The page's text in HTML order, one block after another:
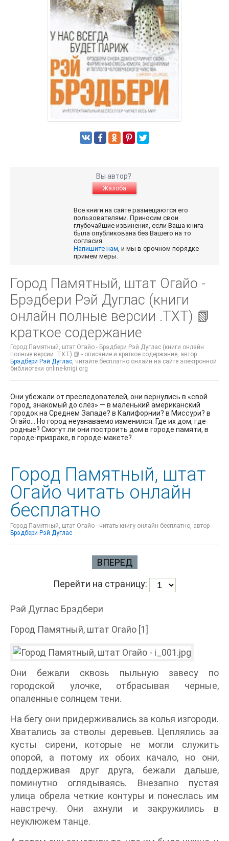
Вы автор?
Жалоба
Все книги на сайте размещаются его
пользователями. Приносим свои
глубочайшие извинения, если Ваша книга
была опубликована без Вашего на то
согласия.
Напишите нам , и мы в срочном порядке
примем меры.
Город Памятный, штат Огайо -
Брэдбери Рэй Дуглас (книги
онлайн полные версии .TXT) 📗
краткое содержание
Город Памятный, штат Огайо - Брэдбери Рэй Дуглас (книги онлайн
полные версии .TXT) 📗 - описание и краткое содержание, автор
Брэдбери Рэй Дуглас , читайте бесплатно онлайн на сайте электронной
библиотеки online-knigi.org
Они убежали от преследователей, они вернулись в «свой
город, знакомый до слёз» — в маленький американский
городок на Среднем Западе? в Калифорнии? в Миссури? в
Огайо… Но город неузнаваемо изменился. Где их дом, где
родные? Смогут ли они построить дом в городе памяти, в
городе-призраке, в городе-макете?..
Город Памятный, штат
Огайо читать онлайн
бесплатно
Город Памятный, штат Огайо - читать книгу онлайн бесплатно, автор
Брэдбери Рэй Дуглас
ВПЕРЕД
Перейти на страницу:
Рэй Дуглас Брэдбери
Город Памятный, штат Огайо [1]
Они бежали сквозь пыльную завесу по
городской улочке, отбрасывая черные,
опаленные солнцем тени.
На бегу они придерживались за колья изгороди.
Хватались за стволы деревьев. Цеплялись за
кусты сирени, которые не могли служить
опорой, а потому их обоих качало, но они,
поддерживая друг друга, бежали дальше,
поминутно оглядываясь. Внезапно пустая
улица обрела четкие контуры и понеслась им
навстречу. Они ахнули и закружились в
неуклюжем танце.